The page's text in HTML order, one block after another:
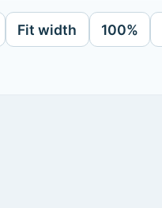
Fit width 100%